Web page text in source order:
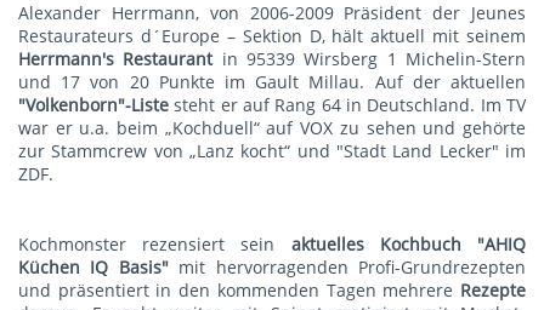
Alexander Herrmann, von 2006-2009 Präsident der Jeunes
Restaurateurs d´Europe – Sektion D, hält aktuell mit seinem
Herrmann's Restaurant in 95339 Wirsberg 1 Michelin-Stern
und 17 von 20 Punkte im Gault Millau. Auf der aktuellen
"Volkenborn"-Liste steht er auf Rang 64 in Deutschland. Im TV
war er u.a. beim „Kochduell“ auf VOX zu sehen und gehörte
zur Stammcrew von „Lanz kocht“ und "Stadt Land Lecker" im
ZDF.
Kochmonster rezensiert sein aktuelles Kochbuch "AHIQ
Küchen IQ Basis" mit hervorragenden Profi-Grundrezepten
und präsentiert in den kommenden Tagen mehrere Rezepte